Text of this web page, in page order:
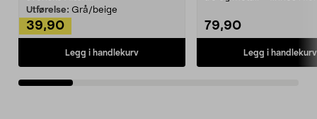
Utførelse: Grå/beige
39,90
Legg i handlekurv
79,90
Legg i handlekurv